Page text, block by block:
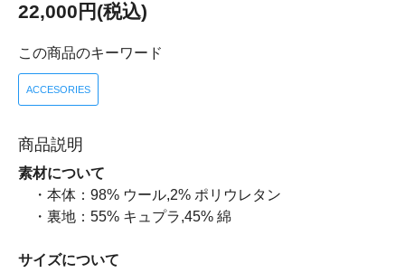
22,000円(税込)
この商品のキーワード
ACCESORIES
商品説明
素材について
・本体：98% ウール,2% ポリウレタン
・裏地：55% キュプラ,45% 綿
サイズについて